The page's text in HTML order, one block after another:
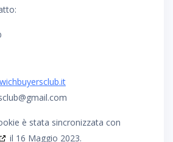
gmail.com
è stata sincronizzata con
il 16 Maggio 2023.